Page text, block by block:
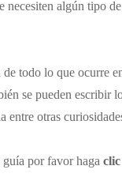
necesiten algún tipo
de todo lo que ocurre
se pueden escribir
entre otras
guía por favor haga clic